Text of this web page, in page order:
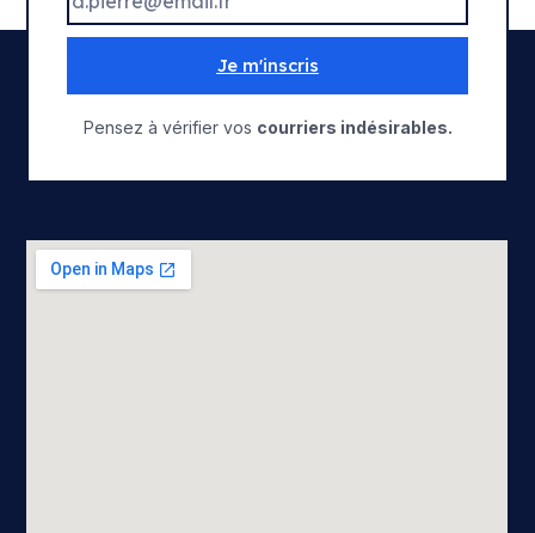
Je m'inscris
Pensez à vérifier vos courriers indésirables.